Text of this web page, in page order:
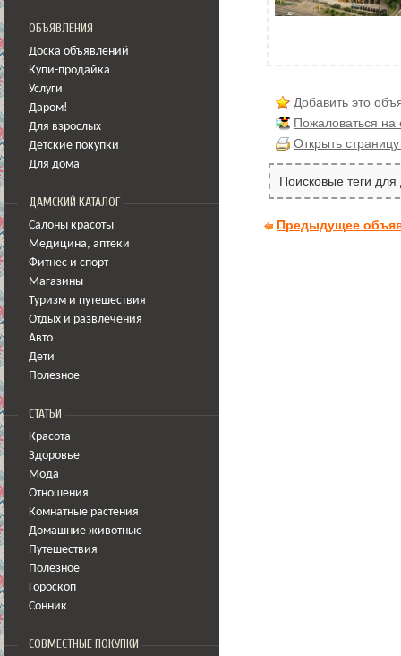
ОБЪЯВЛЕНИЯ
Доска объявлений
Купи-продайка
Услуги
Даром!
Для взрослых
Детские покупки
Для дома
ДАМСКИЙ КАТАЛОГ
Салоны красоты
Медицина, аптеки
Фитнес и спорт
Магазины
Туризм и путешествия
Отдых и развлечения
Авто
Дети
Полезное
СТАТЬИ
Красота
Здоровье
Мода
Отношения
Комнатные растения
Домашние животные
Путешествия
Полезное
Гороскоп
Сонник
СОВМЕСТНЫЕ ПОКУПКИ
Добавить это
Пожаловаться
Открыть
Поисковые теги
Предыдущее